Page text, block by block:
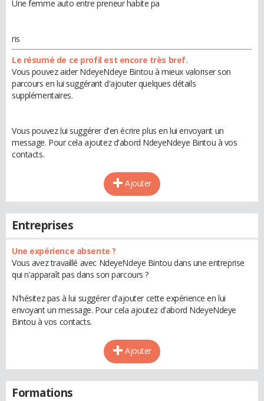
Une femme auto entre preneur habite pa
ris
Le résumé de ce profil est encore très bref.
Vous pouvez aider NdeyeNdeye Bintou à mieux valoriser son
parcours en lui suggérant d'ajouter quelques détails
supplémentaires.
Vous pouvez lui suggérer d'en écrire plus en lui envoyant un
message. Pour cela ajoutez d'abord NdeyeNdeye Bintou à vos
contacts.
Ajouter
Entreprises
Une expérience absente ?
Vous avez travaillé avec NdeyeNdeye Bintou dans une entreprise
qui n'apparaît pas dans son parcours ?
N'hésitez pas à lui suggérer d'ajouter cette expérience en lui
envoyant un message. Pour cela ajoutez d'abord NdeyeNdeye
Bintou à vos contacts.
Ajouter
Formations